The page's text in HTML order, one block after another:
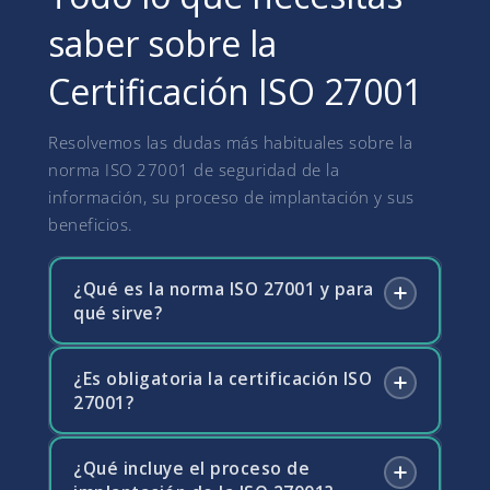
saber sobre la
Certificación ISO 27001
Resolvemos las dudas más habituales sobre la
norma ISO 27001 de seguridad de la
información, su proceso de implantación y sus
beneficios.
¿Qué es la norma ISO 27001 y para
qué sirve?
La ISO 27001 es la norma internacional que
establece los requisitos para implantar un
Sistema de Gestión de Seguridad de la
Información (SGSI). Su objetivo es proteger la
¿Es obligatoria la certificación ISO
27001?
No es obligatoria por ley con carácter general,
¿Qué incluye el proceso de